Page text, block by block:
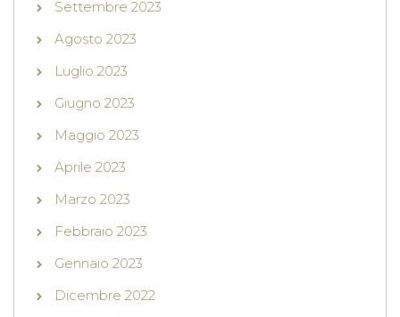
Settembre 2023
Agosto 2023
Luglio 2023
Giugno 2023
Maggio 2023
Aprile 2023
Marzo 2023
Febbraio 2023
Gennaio 2023
Dicembre 2022